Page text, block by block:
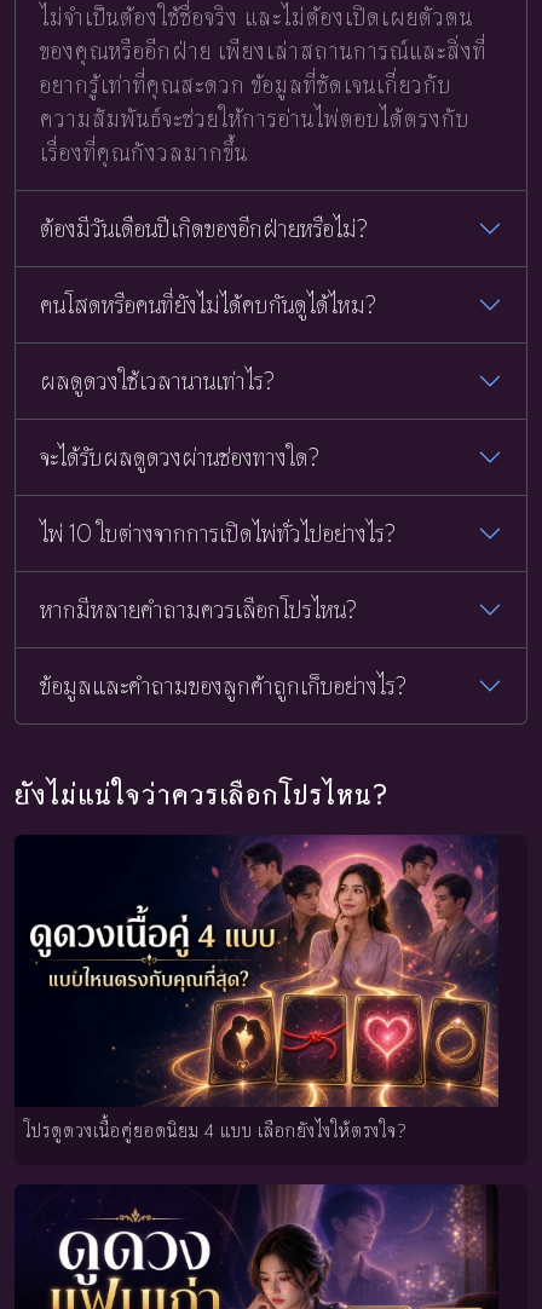
ไม่จำเป็นต้องใช้ชื่อจริง และไม่ต้องเปิดเผยตัวตน
ของคุณหรืออีกฝ่าย เพียงเล่าสถานการณ์และสิ่งที่
อยากรู้เท่าที่คุณสะดวก ข้อมูลที่ชัดเจนเกี่ยวกับ
ความสัมพันธ์จะช่วยให้การอ่านไพ่ตอบได้ตรงกับ
เรื่องที่คุณกังวลมากขึ้น
ต้องมีวันเดือนปีเกิดของอีกฝ่ายหรือไม่?
คนโสดหรือคนที่ยังไม่ได้คบกันดูได้ไหม?
ผลดูดวงใช้เวลานานเท่าไร?
จะได้รับผลดูดวงผ่านช่องทางใด?
ไพ่ 10 ใบต่างจากการเปิดไพ่ทั่วไปอย่างไร?
หากมีหลายคำถามควรเลือกโปรไหน?
ข้อมูลและคำถามของลูกค้าถูกเก็บอย่างไร?
ยังไม่แน่ใจว่าควรเลือกโปรไหน?
โปรดูดวงเนื้อคู่ยอดนิยม 4 แบบ เลือกยังไงให้ตรงใจ?